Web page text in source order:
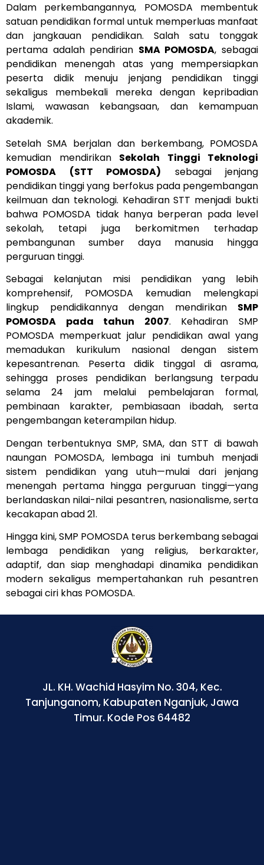
Dalam perkembangannya, POMOSDA membentuk
satuan pendidikan formal untuk memperluas manfaat
dan jangkauan pendidikan. Salah satu tonggak
pertama adalah pendirian SMA POMOSDA, sebagai
pendidikan menengah atas yang mempersiapkan
peserta didik menuju jenjang pendidikan tinggi
sekaligus membekali mereka dengan kepribadian
Islami, wawasan kebangsaan, dan kemampuan
akademik.
Setelah SMA berjalan dan berkembang, POMOSDA
kemudian mendirikan Sekolah Tinggi Teknologi
POMOSDA (STT POMOSDA) sebagai jenjang
pendidikan tinggi yang berfokus pada pengembangan
keilmuan dan teknologi. Kehadiran STT menjadi bukti
bahwa POMOSDA tidak hanya berperan pada level
sekolah, tetapi juga berkomitmen terhadap
pembangunan sumber daya manusia hingga
perguruan tinggi.
Sebagai kelanjutan misi pendidikan yang lebih
komprehensif, POMOSDA kemudian melengkapi
lingkup pendidikannya dengan mendirikan SMP
POMOSDA pada tahun 2007. Kehadiran SMP
POMOSDA memperkuat jalur pendidikan awal yang
memadukan kurikulum nasional dengan sistem
kepesantrenan. Peserta didik tinggal di asrama,
sehingga proses pendidikan berlangsung terpadu
selama 24 jam melalui pembelajaran formal,
pembinaan karakter, pembiasaan ibadah, serta
pengembangan keterampilan hidup.
Dengan terbentuknya SMP, SMA, dan STT di bawah
naungan POMOSDA, lembaga ini tumbuh menjadi
sistem pendidikan yang utuh—mulai dari jenjang
menengah pertama hingga perguruan tinggi—yang
berlandaskan nilai-nilai pesantren, nasionalisme, serta
kecakapan abad 21.
Hingga kini, SMP POMOSDA terus berkembang sebagai
lembaga pendidikan yang religius, berkarakter,
adaptif, dan siap menghadapi dinamika pendidikan
modern sekaligus mempertahankan ruh pesantren
sebagai ciri khas POMOSDA.
JL. KH. Wachid Hasyim No. 304, Kec.
Tanjunganom, Kabupaten Nganjuk, Jawa
Timur. Kode Pos 64482